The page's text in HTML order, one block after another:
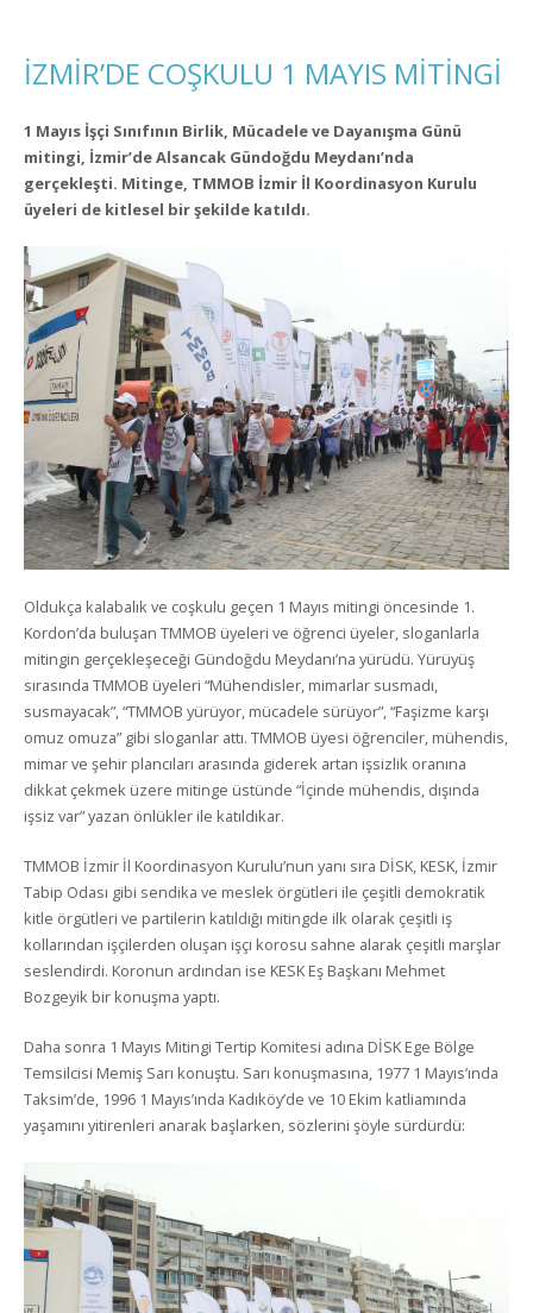
İZMİR’DE COŞKULU 1 MAYIS MİTİNGİ
1 Mayıs İşçi Sınıfının Birlik, Mücadele ve Dayanışma Günü
mitingi, İzmir’de Alsancak Gündoğdu Meydanı’nda
gerçekleşti. Mitinge, TMMOB İzmir İl Koordinasyon Kurulu
üyeleri de kitlesel bir şekilde katıldı.
Oldukça kalabalık ve coşkulu geçen 1 Mayıs mitingi öncesinde 1.
Kordon’da buluşan TMMOB üyeleri ve öğrenci üyeler, sloganlarla
mitingin gerçekleşeceği Gündoğdu Meydanı’na yürüdü. Yürüyüş
sırasında TMMOB üyeleri “Mühendisler, mimarlar susmadı,
susmayacak”, “TMMOB yürüyor, mücadele sürüyor”, “Faşizme karşı
omuz omuza” gibi sloganlar attı. TMMOB üyesi öğrenciler, mühendis,
mimar ve şehir plancıları arasında giderek artan işsizlik oranına
dikkat çekmek üzere mitinge üstünde “İçinde mühendis, dışında
işsiz var” yazan önlükler ile katıldıkar.
TMMOB İzmir İl Koordinasyon Kurulu’nun yanı sıra DİSK, KESK, İzmir
Tabip Odası gibi sendika ve meslek örgütleri ile çeşitli demokratik
kitle örgütleri ve partilerin katıldığı mitingde ilk olarak çeşitli iş
kollarından işçilerden oluşan işçi korosu sahne alarak çeşitli marşlar
seslendirdi. Koronun ardından ise KESK Eş Başkanı Mehmet
Bozgeyik bir konuşma yaptı.
Daha sonra 1 Mayıs Mitingi Tertip Komitesi adına DİSK Ege Bölge
Temsilcisi Memiş Sarı konuştu. Sarı konuşmasına, 1977 1 Mayıs’ında
Taksim’de, 1996 1 Mayıs’ında Kadıköy’de ve 10 Ekim katliamında
yaşamını yitirenleri anarak başlarken, sözlerini şöyle sürdürdü: